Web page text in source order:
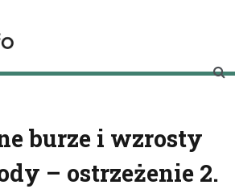
o Pszczynie
burze i wzrosty
– ostrzeżenie 2.